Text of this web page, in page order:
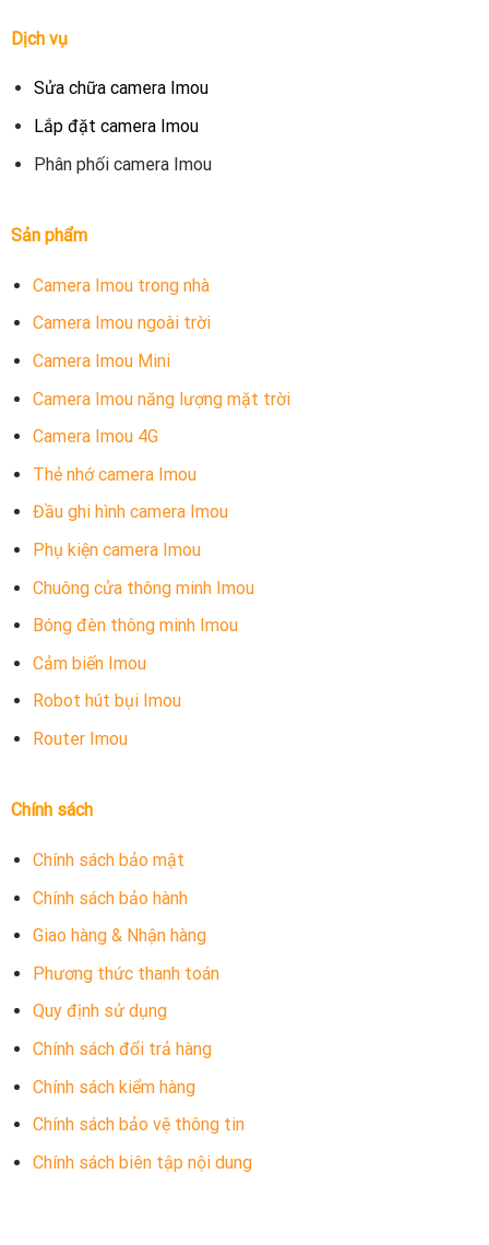
Dịch vụ
Sửa chữa camera Imou
Lắp đặt camera Imou
Phân phối camera Imou
Sản phẩm
Camera Imou trong nhà
Camera Imou ngoài trời
Camera Imou Mini
Camera Imou năng lượng mặt trời
Camera Imou 4G
Thẻ nhớ camera Imou
Đầu ghi hình camera Imou
Phụ kiện camera Imou
Chuông cửa thông minh Imou
Bóng đèn thông minh Imou
Cảm biến Imou
Robot hút bụi Imou
Router Imou
Chính sách
Chính sách bảo mật
Chính sách bảo hành
Giao hàng & Nhận hàng
Phương thức thanh toán
Quy định sử dụng
Chính sách đổi trả hàng
Chính sách kiểm hàng
Chính sách bảo vệ thông tin
Chính sách biên tập nội dung